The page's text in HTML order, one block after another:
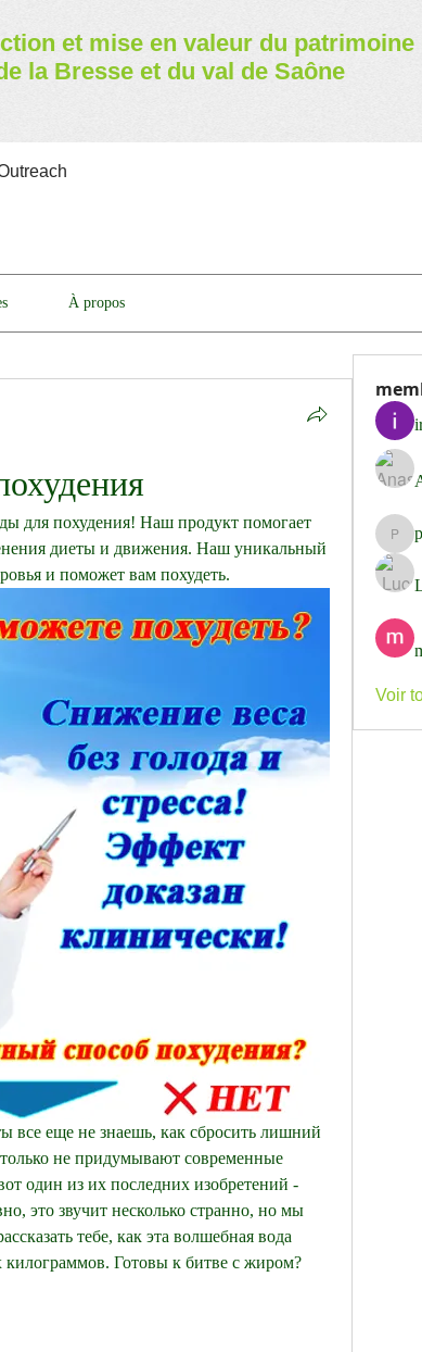
et mise en valeur du patrimoine
la Bresse et du val de Saône
À propos
для похудения! Наш продукт помогает
диеты и движения. Наш уникальный
и поможет вам похудеть.
все еще не знаешь, как сбросить лишний
только не придумывают современные
один из их последних изобретений -
это звучит несколько странно, но мы
тебе, как эта волшебная вода
Готовы к битве с жиром?
Voir